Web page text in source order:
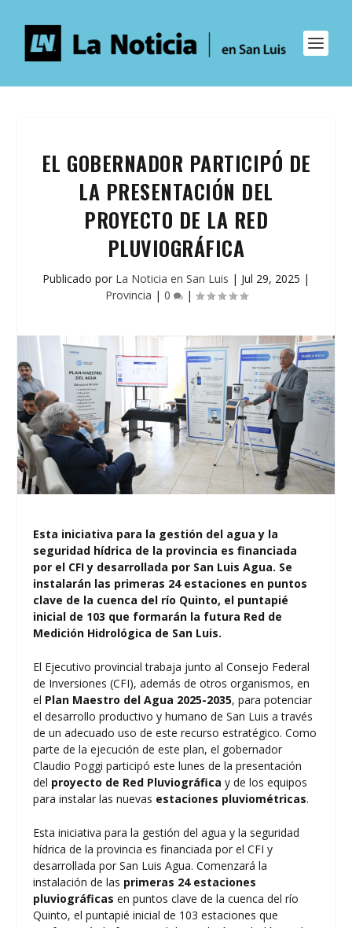
EL GOBERNADOR PARTICIPÓ DE
LA PRESENTACIÓN DEL
PROYECTO DE LA RED
PLUVIOGRÁFICA
Publicado por La Noticia en San Luis | Jul 29, 2025 |
Provincia | 0 |
Esta iniciativa para la gestión del agua y la
seguridad hídrica de la provincia es financiada
por el CFI y desarrollada por San Luis Agua. Se
instalarán las primeras 24 estaciones en puntos
clave de la cuenca del río Quinto, el puntapié
inicial de 103 que formarán la futura Red de
Medición Hidrológica de San Luis.
El Ejecutivo provincial trabaja junto al Consejo Federal
de Inversiones (CFI), además de otros organismos, en
el Plan Maestro del Agua 2025-2035, para potenciar
el desarrollo productivo y humano de San Luis a través
de un adecuado uso de este recurso estratégico. Como
parte de la ejecución de este plan, el gobernador
Claudio Poggi participó este lunes de la presentación
del proyecto de Red Pluviográfica y de los equipos
para instalar las nuevas estaciones pluviométricas.
Esta iniciativa para la gestión del agua y la seguridad
hídrica de la provincia es financiada por el CFI y
desarrollada por San Luis Agua. Comenzará la
instalación de las primeras 24 estaciones
pluviográficas en puntos clave de la cuenca del río
Quinto, el puntapié inicial de 103 estaciones que